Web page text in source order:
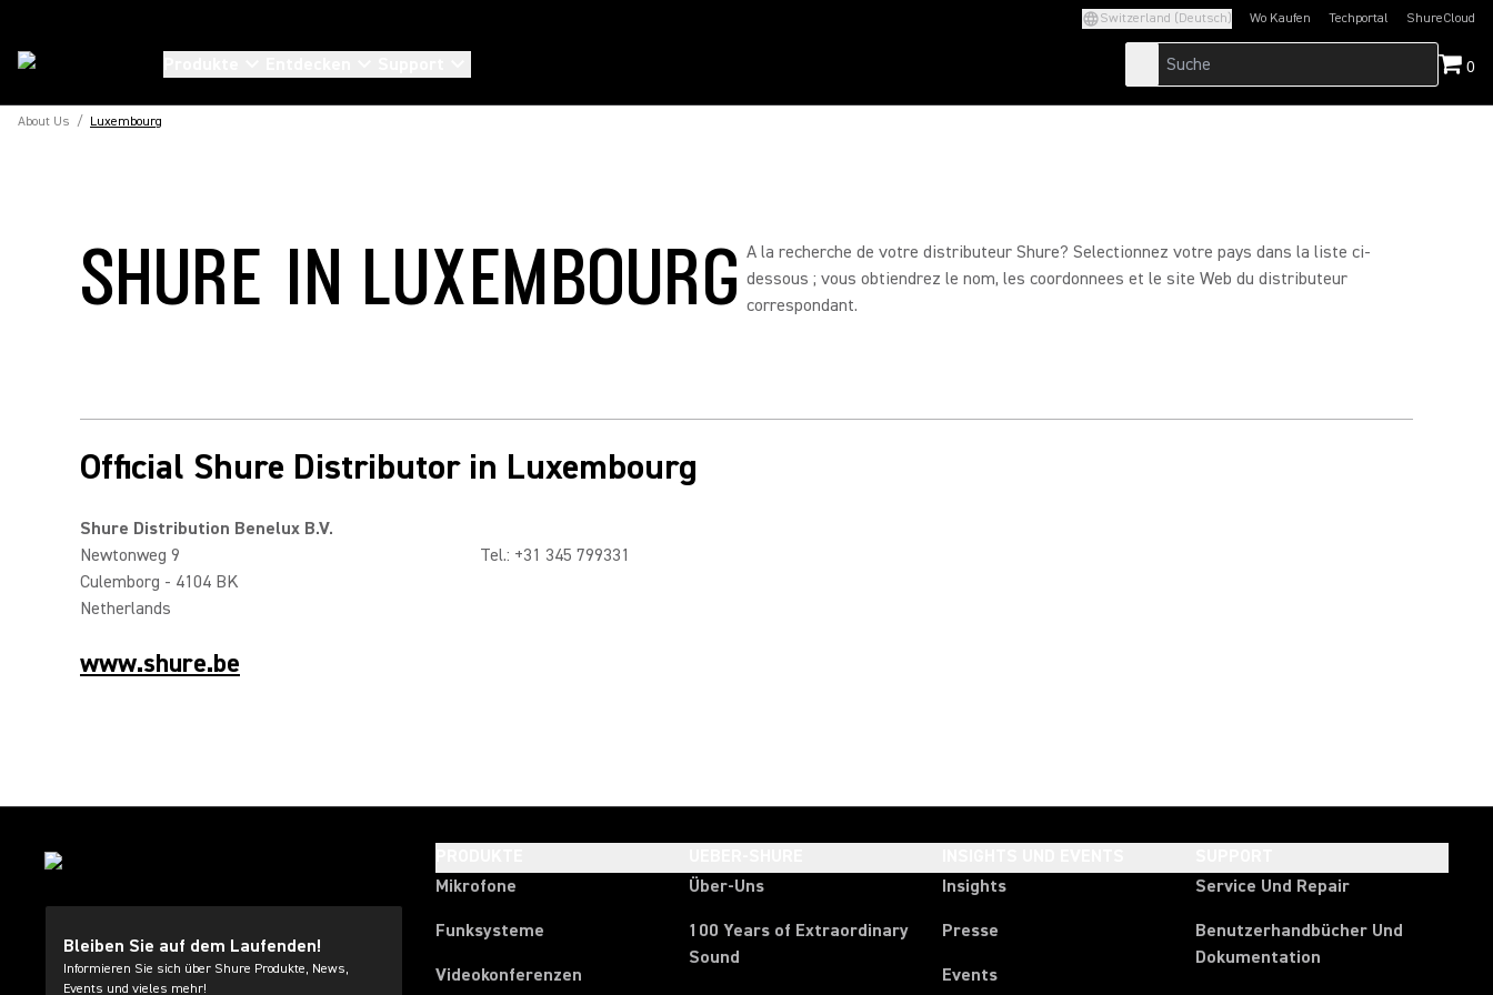
Switzerland (Deutsch) Wo Kaufen Techportal
(Opens in a new tab)ShureCloud
(Opens in a new
0
About Us / Luxembourg
SHURE IN LUXEMBOURG A la recherche de votre distributeur Shure? Selectionnez votre pays dans la liste ci-
dessous ; vous obtiendrez le nom, les coordonnees et le site Web du distributeur
correspondant.
Official Shure Distributor in Luxembourg
Shure Distribution Benelux B.V.
Newtonweg 9
Culemborg - 4104 BK
Netherlands
Tel.: +31 345 799331
www.shure.be
Bleiben Sie auf dem Laufenden!
Informieren Sie sich über Shure Produkte, News,
Events und vieles mehr!
Mikrofone
Funksysteme
Videokonferenzen
Über-Uns
100 Years of Extraordinary
Sound
Insights
Presse
Events
Service Und Repair
Benutzerhandbücher Und
Dokumentation